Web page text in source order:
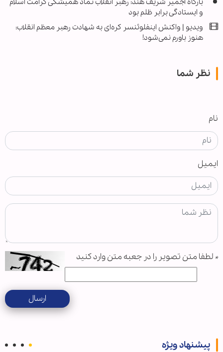
و ایستادگی برابر ظلم بود
ویدیو | واکنش اینفلوئنسر کره‌ای به شهادت رهبر معظم انقلاب:
هنوز باورم نمی‌شود!
نظر شما
نام
ایمیل
* لطفا متن تصویر را در جعبه متن وارد کنید
ارسال
پیشنهاد ویژه